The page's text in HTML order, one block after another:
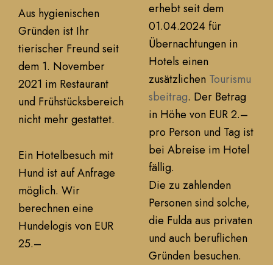
Aus hygienischen
Gründen ist Ihr
tierischer Freund seit
dem 1. November
2021 im Restaurant
und Frühstücksbereich
nicht mehr gestattet.
Ein Hotelbesuch mit
Hund ist auf Anfrage
möglich. Wir
berechnen eine
Hundelogis von EUR
25.–
erhebt seit dem
01.04.2024 für
Übernachtungen in
Hotels einen
zusätzlichen Tourismu
sbeitrag. Der Betrag
in Höhe von EUR 2.–
pro Person und Tag ist
bei Abreise im Hotel
fällig.
Die zu zahlenden
Personen sind solche,
die Fulda aus privaten
und auch beruflichen
Gründen besuchen.